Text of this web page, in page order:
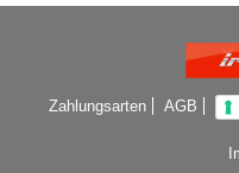
Zahlungsarten AGB